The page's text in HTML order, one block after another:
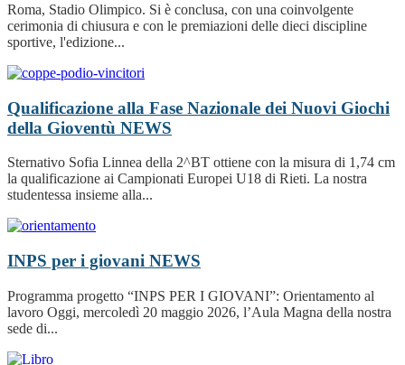
Roma, Stadio Olimpico. Si è conclusa, con una coinvolgente
cerimonia di chiusura e con le premiazioni delle dieci discipline
sportive, l'edizione...
Qualificazione alla Fase Nazionale dei Nuovi Giochi
della Gioventù NEWS
Sternativo Sofia Linnea della 2^BT ottiene con la misura di 1,74 cm
la qualificazione ai Campionati Europei U18 di Rieti. La nostra
studentessa insieme alla...
INPS per i giovani NEWS
Programma progetto “INPS PER I GIOVANI”: Orientamento al
lavoro Oggi, mercoledì 20 maggio 2026, l’Aula Magna della nostra
sede di...